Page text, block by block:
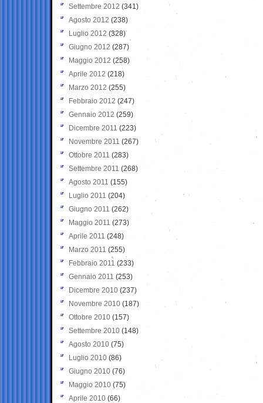
Settembre 2012 (341)
Agosto 2012 (238)
Luglio 2012 (328)
Giugno 2012 (287)
Maggio 2012 (258)
Aprile 2012 (218)
Marzo 2012 (255)
Febbraio 2012 (247)
Gennaio 2012 (259)
Dicembre 2011 (223)
Novembre 2011 (267)
Ottobre 2011 (283)
Settembre 2011 (268)
Agosto 2011 (155)
Luglio 2011 (204)
Giugno 2011 (262)
Maggio 2011 (273)
Aprile 2011 (248)
Marzo 2011 (255)
Febbraio 2011 (233)
Gennaio 2011 (253)
Dicembre 2010 (237)
Novembre 2010 (187)
Ottobre 2010 (157)
Settembre 2010 (148)
Agosto 2010 (75)
Luglio 2010 (86)
Giugno 2010 (76)
Maggio 2010 (75)
Aprile 2010 (66)